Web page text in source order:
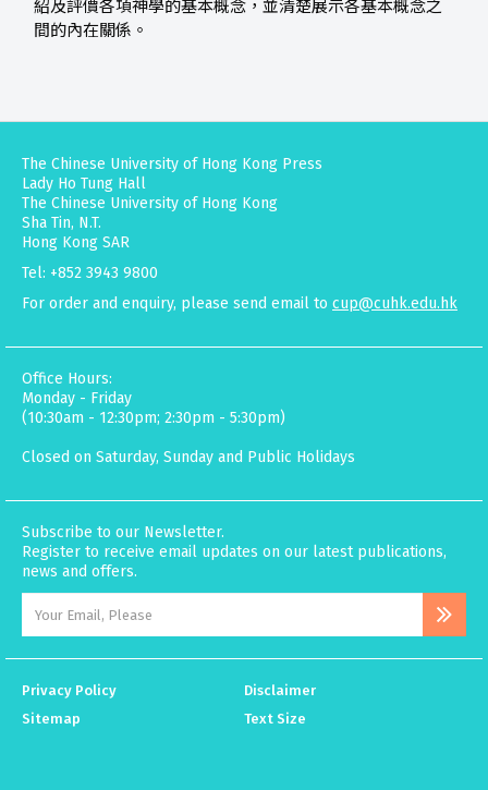
紹及評價各項神學的基本概念，並清楚展示各基本概念之
間的內在關係。
The Chinese University of Hong Kong Press
Lady Ho Tung Hall
The Chinese University of Hong Kong
Sha Tin, N.T.
Hong Kong SAR
Tel: +852 3943 9800
For order and enquiry, please send email to cup@cuhk.edu.hk
Office Hours:
Monday - Friday
(10:30am - 12:30pm; 2:30pm - 5:30pm)
Closed on Saturday, Sunday and Public Holidays
Subscribe to our Newsletter.
Register to receive email updates on our latest publications,
news and offers.
Privacy Policy
Disclaimer
Sitemap
Text Size